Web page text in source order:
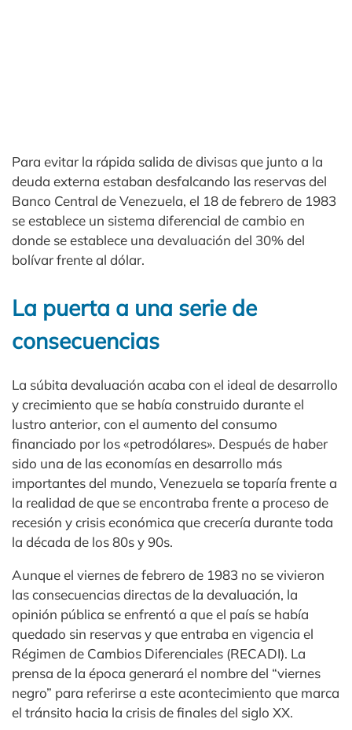
Para evitar la rápida salida de divisas que junto a la
deuda externa estaban desfalcando las reservas del
Banco Central de Venezuela, el 18 de febrero de 1983
se establece un sistema diferencial de cambio en
donde se establece una devaluación del 30% del
bolívar frente al dólar.
La puerta a una serie de
consecuencias
La súbita devaluación acaba con el ideal de desarrollo
y crecimiento que se había construido durante el
lustro anterior, con el aumento del consumo
financiado por los «petrodólares». Después de haber
sido una de las economías en desarrollo más
importantes del mundo, Venezuela se toparía frente a
la realidad de que se encontraba frente a proceso de
recesión y crisis económica que crecería durante toda
la década de los 80s y 90s.
Aunque el viernes de febrero de 1983 no se vivieron
las consecuencias directas de la devaluación, la
opinión pública se enfrentó a que el país se había
quedado sin reservas y que entraba en vigencia el
Régimen de Cambios Diferenciales (RECADI). La
prensa de la época generará el nombre del “viernes
negro” para referirse a este acontecimiento que marca
el tránsito hacia la crisis de finales del siglo XX.